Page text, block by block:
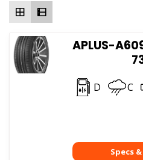
APLUS-
D C